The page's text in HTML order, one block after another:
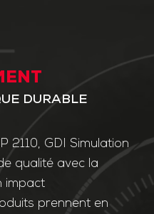
DURABLE
2110, GDI Simulation
qualité avec la
impact
prennent en